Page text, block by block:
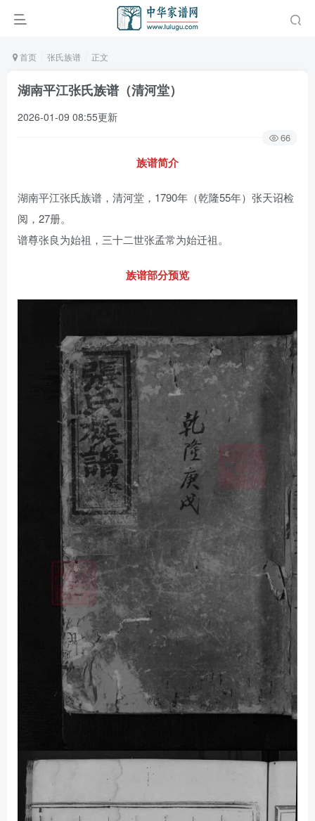
首页 张氏族谱 正文
湖南平江张氏族谱（清河堂）
2026-01-09 08:55更新
66
族谱简介
湖南平江张氏族谱，清河堂，1790年（乾隆55年）张天诏检
阅，27册。
谱尊张良为始祖，三十二世张孟常为始迁祖。
族谱部分预览